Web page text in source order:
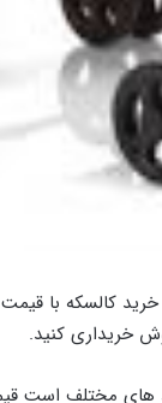
کالسکه با
خریداری کنید.
های مختلف است